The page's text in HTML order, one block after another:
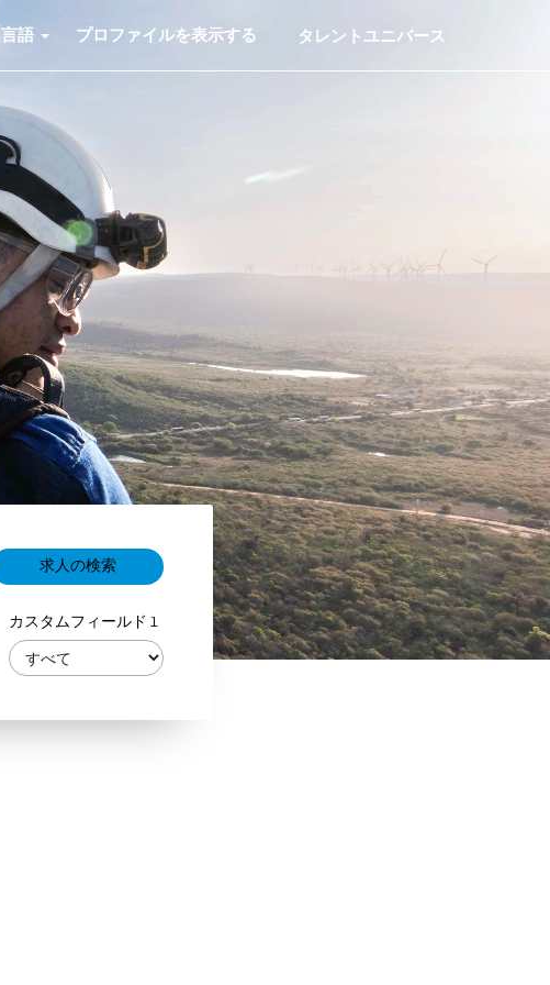
言語 プロファイルを表示する タレントユニバース
カスタムフィールド 1